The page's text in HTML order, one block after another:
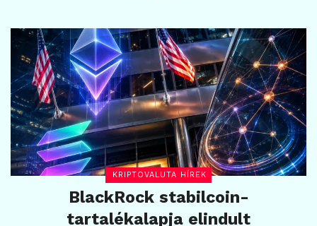
KRIPTOVALUTA HÍREK
BlackRock stabilcoin-
tartalékalapja elindult